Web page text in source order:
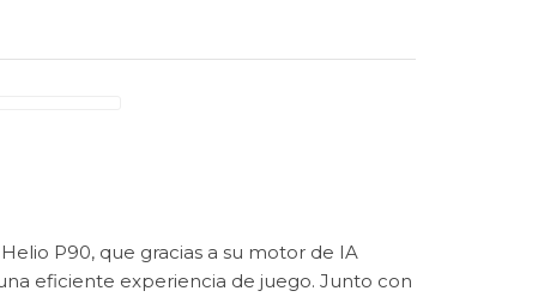
P90, que gracias a su motor de IA
eficiente experiencia de juego. Junto con